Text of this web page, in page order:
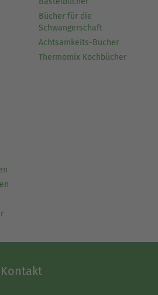
Bücher für die
Schwangerschaft
Achtsamkeits-Bücher
Thermomix Kochbücher